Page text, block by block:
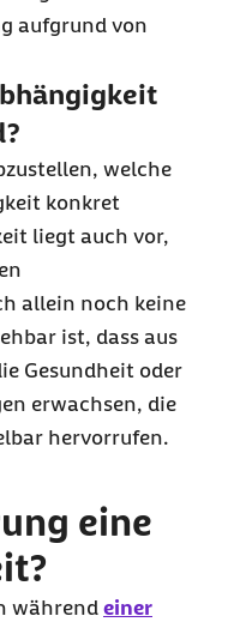
aufgrund von
welche
konkret
liegt auch vor,
allein noch keine
ist, dass aus
Gesundheit oder
erwachsen, die
hervorrufen.
eine
während einer